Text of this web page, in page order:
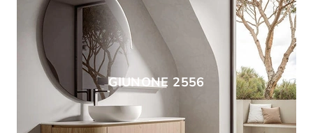
GIUNONE 2556